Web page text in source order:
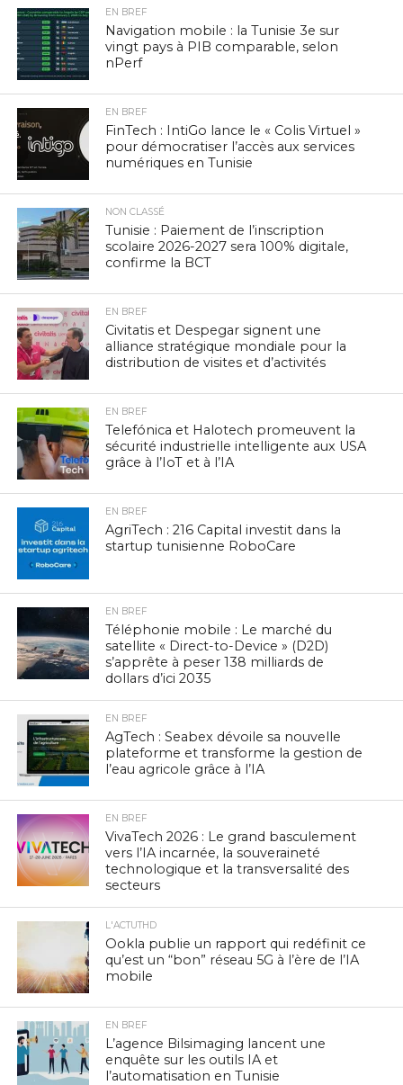
EN BREF
Navigation mobile : la Tunisie 3e sur
vingt pays à PIB comparable, selon
nPerf
EN BREF
FinTech : IntiGo lance le « Colis Virtuel »
pour démocratiser l’accès aux services
numériques en Tunisie
NON CLASSÉ
Tunisie : Paiement de l’inscription
scolaire 2026-2027 sera 100% digitale,
confirme la BCT
EN BREF
Civitatis et Despegar signent une
alliance stratégique mondiale pour la
distribution de visites et d’activités
EN BREF
Telefónica et Halotech promeuvent la
sécurité industrielle intelligente aux USA
grâce à l’IoT et à l’IA
EN BREF
AgriTech : 216 Capital investit dans la
startup tunisienne RoboCare
EN BREF
Téléphonie mobile : Le marché du
satellite « Direct-to-Device » (D2D)
s’apprête à peser 138 milliards de
dollars d’ici 2035
EN BREF
AgTech : Seabex dévoile sa nouvelle
plateforme et transforme la gestion de
l’eau agricole grâce à l’IA
EN BREF
VivaTech 2026 : Le grand basculement
vers l’IA incarnée, la souveraineté
technologique et la transversalité des
secteurs
L'ACTUTHD
Ookla publie un rapport qui redéfinit ce
qu’est un “bon” réseau 5G à l’ère de l’IA
mobile
EN BREF
L’agence Bilsimaging lancent une
enquête sur les outils IA et
l’automatisation en Tunisie